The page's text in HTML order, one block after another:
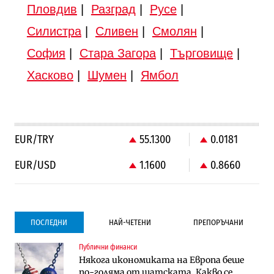
Пловдив Разград Русе|
Силистра| Сливен Смолян
София
Стара Загора| Търговище|
Хасково| Шумен Ямбол
EUR/TRY 55.1300
0.0181
EUR/USD
1.1600 0.8660
ПОСЛЕДНИ НАЙ-ЧЕТЕНИ ПРЕПОРЪЧАНИ
Публични финанси
Някога икономиката на Европа беше
Градоустройство
Столична община избра изпълнител за
Компании
Vivacom предлага над 150 устройства с